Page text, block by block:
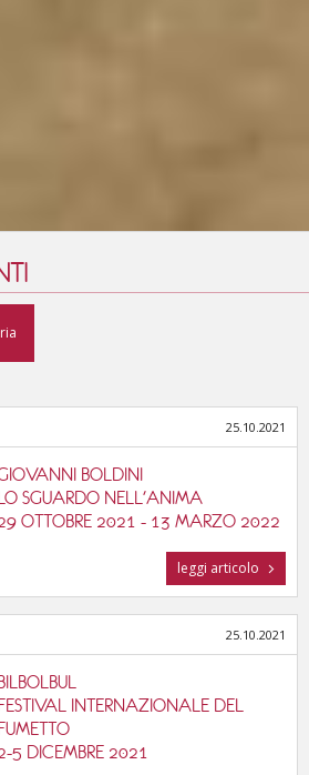
e teatri
25.10.2021
BOLDINI
SGUARDO NELL'ANIMA
OTTOBRE 2021 - 13 MARZO 2022
leggi articolo
25.10.2021
INTERNAZIONALE DEL
5 DICEMBRE 2021